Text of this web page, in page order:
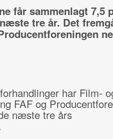
får sammenlagt 7,5
tre år. Det
har Film-
FAF og
næste tre års